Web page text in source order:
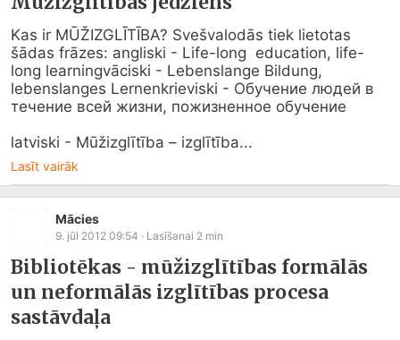
Kas ir MŪŽIZGLĪTĪBA? Svešvalodās tiek lietotas
šādas frāzes: angliski - Life-long  education, life-
long learningvāciski - Lebenslange Bildung,
lebenslanges Lernenkrieviski - Oбучение людей в
течение всей жизни, пожизненное обучение
latviski - Mūžizglītība – izglītība...
Lasīt vairāk
Mācies
9. jūl 2012 09:54 · Lasīšanai 2 min
Bibliotēkas - mūžizglītības formālās
un neformālās izglītības procesa
sastāvdaļa